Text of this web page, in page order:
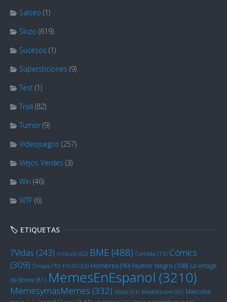
Salseo (1)
Skizo (619)
Sucesos (1)
Supersticiones (9)
Test (1)
Troll (82)
Tumor (9)
Videojuegos (257)
Viejos Verdes (3)
Win (46)
WTF (6)
🏷️ ETIQUETAS
7Vidas (243) Artículo (62) BME (488) Comida (73) Cómics
(309) Drojas (70) FALSO (63) Hombres(90) Humor Negro (108) La vintage
de Bonox(81) MemesEnEspanol (3210)
MemesymasMemes (332) Metal (63) MiedOctubre (60) Miérculos